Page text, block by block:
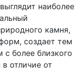
наиболее
камня,
создает тем
с более близкого
отличие от